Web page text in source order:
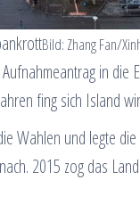
Bild: Zhang Fan/
in
fing sich Island
und legte
2015 zog das